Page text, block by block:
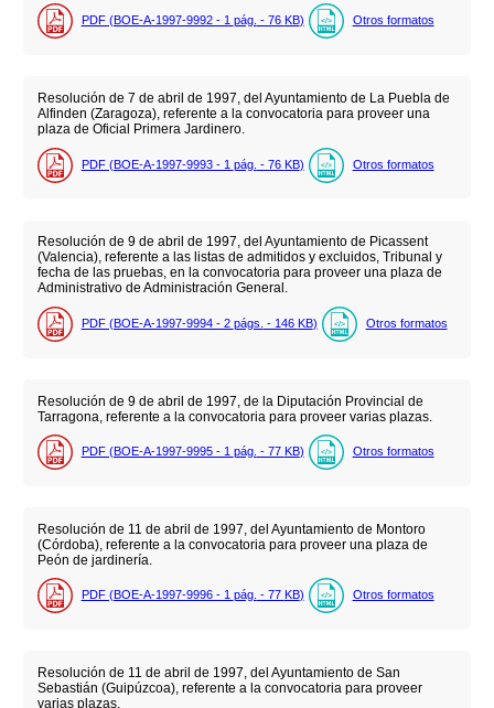
PDF (BOE-A-1997-9992 - 1 pág. - 76 KB) Otros formatos
Resolución de 7 de abril de 1997, del Ayuntamiento de La Puebla de
Alfinden (Zaragoza), referente a la convocatoria para proveer una
plaza de Oficial Primera Jardinero.
PDF (BOE-A-1997-9993 - 1 pág. - 76 KB) Otros formatos
Resolución de 9 de abril de 1997, del Ayuntamiento de Picassent
(Valencia), referente a las listas de admitidos y excluidos, Tribunal y
fecha de las pruebas, en la convocatoria para proveer una plaza de
Administrativo de Administración General.
PDF (BOE-A-1997-9994 - 2 págs. - 146 KB) Otros formatos
Resolución de 9 de abril de 1997, de la Diputación Provincial de
Tarragona, referente a la convocatoria para proveer varias plazas.
PDF (BOE-A-1997-9995 - 1 pág. - 77 KB) Otros formatos
Resolución de 11 de abril de 1997, del Ayuntamiento de Montoro
(Córdoba), referente a la convocatoria para proveer una plaza de
Peón de jardinería.
PDF (BOE-A-1997-9996 - 1 pág. - 77 KB) Otros formatos
Resolución de 11 de abril de 1997, del Ayuntamiento de San
Sebastián (Guipúzcoa), referente a la convocatoria para proveer
varias plazas.